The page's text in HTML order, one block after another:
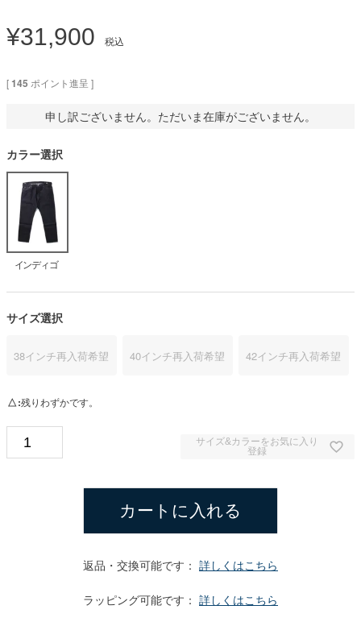
¥31,900 税込
[145 ポイント進呈 ]
申し訳ございません。ただいま在庫がございません。
カラー選択
インディゴ
サイズ選択
38インチ再入荷希望 40インチ再入荷希望 42インチ再入荷希望
△ 残りわずかです。
サイズ&カラーをお気に入り
登録
カートに入れる
返品・交換可能です： 詳しくはこちら
ラッピング可能です： 詳しくはこちら